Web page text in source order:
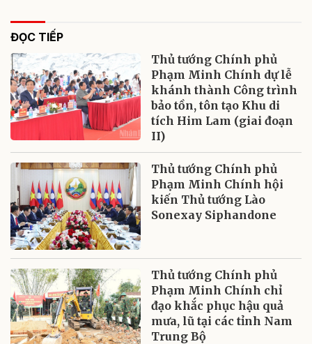
ĐỌC TIẾP
Thủ tướng Chính phủ
Phạm Minh Chính dự lễ
khánh thành Công trình
bảo tồn, tôn tạo Khu di
tích Him Lam (giai đoạn
II)
Thủ tướng Chính phủ
Phạm Minh Chính hội
kiến Thủ tướng Lào
Sonexay Siphandone
Thủ tướng Chính phủ
Phạm Minh Chính chỉ
đạo khắc phục hậu quả
mưa, lũ tại các tỉnh Nam
Trung Bộ